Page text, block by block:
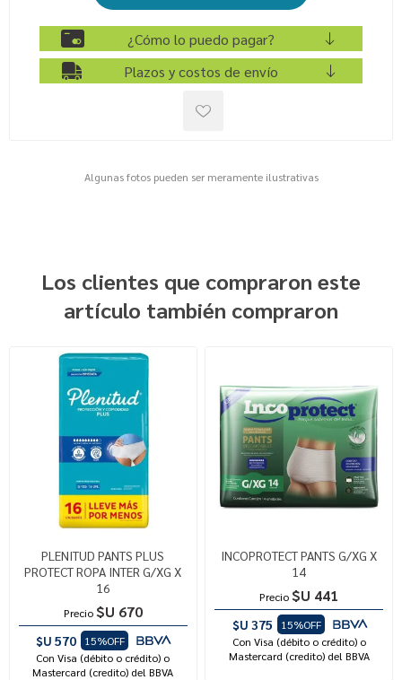
¿Cómo lo puedo pagar?
Plazos y costos de envío
Algunas fotos pueden ser meramente ilustrativas
Los clientes que compraron este
artículo también compraron
PLENITUD PANTS PLUS
PROTECT ROPA INTER G/XG X
16
Precio $U 670
$U 570
15%OFF
Con Visa (débito o crédito) o
Mastercard (credito) del BBVA
INCOPROTECT PANTS G/XG X
14
Precio $U 441
$U 375
15%OFF
Con Visa (débito o crédito) o
Mastercard (credito) del BBVA